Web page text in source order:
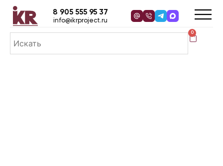
0
8 905 555 95 37
info@ikrproject.ru